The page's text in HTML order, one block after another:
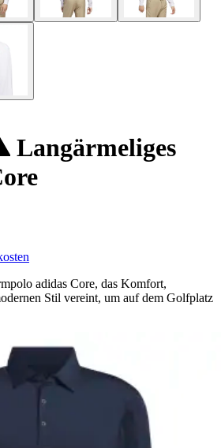
Langärmeliges
adidas Core, das Komfort,
Stil vereint, um auf dem Golfplatz